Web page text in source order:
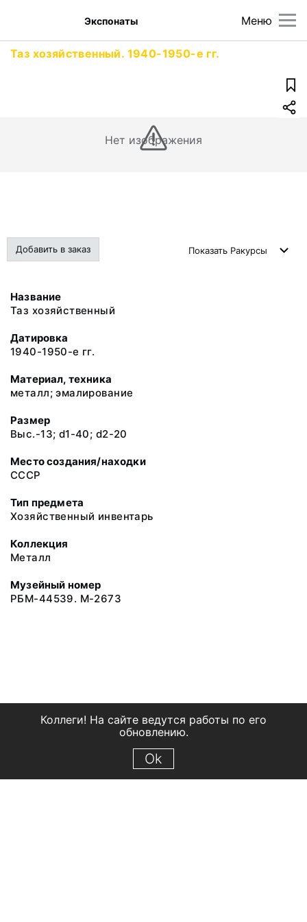
Меню
Экспонаты
Таз хозяйственный. 1940-1950-е гг.
Нет изображения
Добавить в заказ Показать Ракурсы
Название
Таз хозяйственный
Датировка
1940-1950-е гг.
Материал, техника
металл; эмалирование
Размер
Выс.-13; d1-40; d2-20
Место создания/находки
СССР
Тип предмета
Хозяйственный инвентарь
Коллекция
Металл
Музейный номер
РБМ-44539. М-2673
Коллеги! На сайте ведутся работы по его
обновлению.
Ok